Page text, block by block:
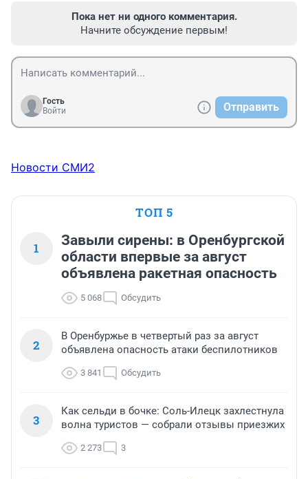
Пока нет ни одного комментария.
Начните обсуждение первым!
Гость
Войти
Отправить
Новости СМИ2
ТОП 5
1
Завыли сирены: в Оренбургской
области впервые за август
объявлена ракетная опасность
5 068 Обсудить
2
В Оренбуржье в четвертый раз за август
объявлена опасность атаки беспилотников
3 841 Обсудить
3
Как сельди в бочке: Соль-Илецк захлестнула
волна туристов — собрали отзывы приезжих
2 273 3